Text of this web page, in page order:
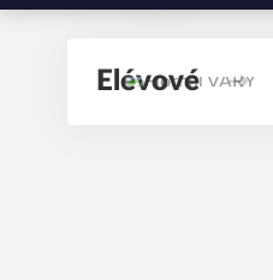
Elévové